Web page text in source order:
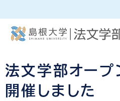
法文学部オープ
開催しました